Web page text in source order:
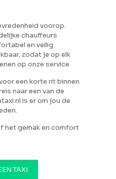
voorop.
chauffeurs
en veilig
zodat je op elk
op onze service.
een korte rit binnen
naar een van de
is er om jou de
het gemak en comfort
TAXI